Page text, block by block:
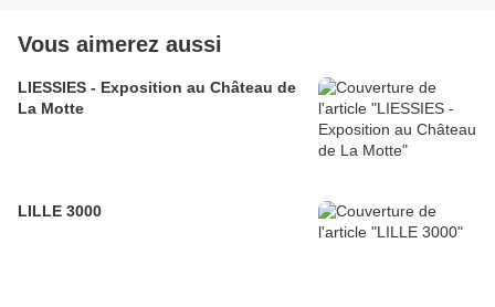
Vous aimerez aussi
LIESSIES - Exposition au Château de
La Motte
LILLE 3000